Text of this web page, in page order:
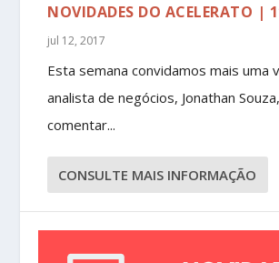
NOVIDADES DO ACELERATO |
jul 12, 2017
Esta semana convidamos mais uma
analista de negócios, Jonathan
comentar...
CONSULTE MAIS INFORMAÇÃO